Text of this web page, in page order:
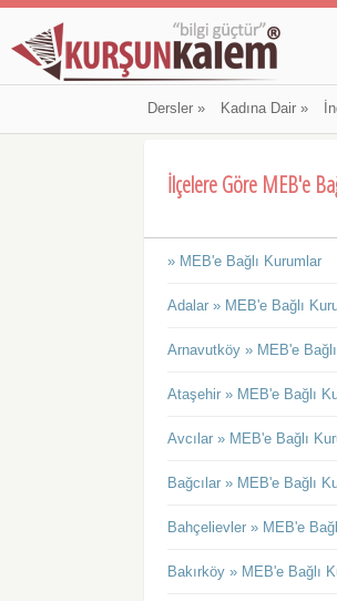
Dersler» Kadına Dair»
İlçelere Göre MEB'e
» MEB'e Bağlı Kurumlar
Adalar » MEB'e Bağlı
Arnavutköy » MEB'e
Ataşehir » MEB'e Bağlı
Avcılar » MEB'e Bağlı
Bağcılar » MEB'e Bağlı
Bahçelievler » MEB'e
Bakırköy » MEB'e Bağlı